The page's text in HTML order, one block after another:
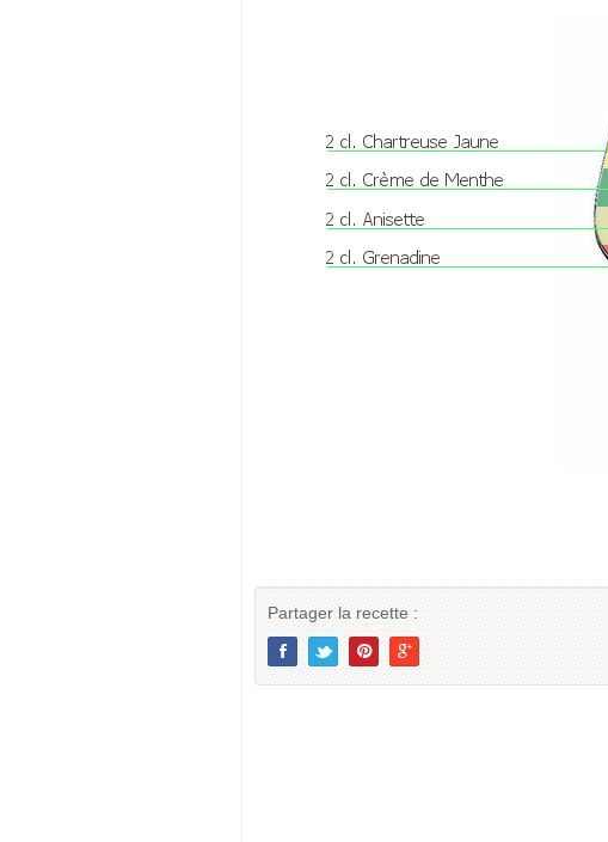
Partager la recette :